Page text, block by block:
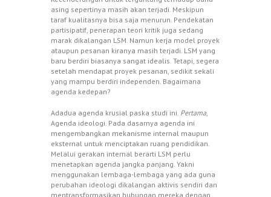
asing sepertinya masih akan terjadi. Meskipun
taraf kualitasnya bisa saja menurun. Pendekatan
partisipatif, penerapan teori kritik juga sedang
marak dikalangan LSM. Namun kerja model proyek
ataupun pesanan kiranya masih terjadi. LSM yang
baru berdiri biasanya sangat idealis. Tetapi, segera
setelah mendapat proyek pesanan, sedikit sekali
yang mampu berdiri independen. Bagaimana
agenda kedepan?
Adadua agenda krusial paska studi ini. Pertama
Agenda ideologi. Pada dasarnya agenda ini
mengembangkan mekanisme internal maupun
eksternal untuk menciptakan ruang pendidikan.
Melalui gerakan internal berarti LSM perlu
menetapkan agenda jangka panjang. Yakni
menggunakan lembaga-lembaga yang ada guna
perubahan ideologi dikalangan aktivis sendiri dan
mentransformasikan hubungan mereka dengan